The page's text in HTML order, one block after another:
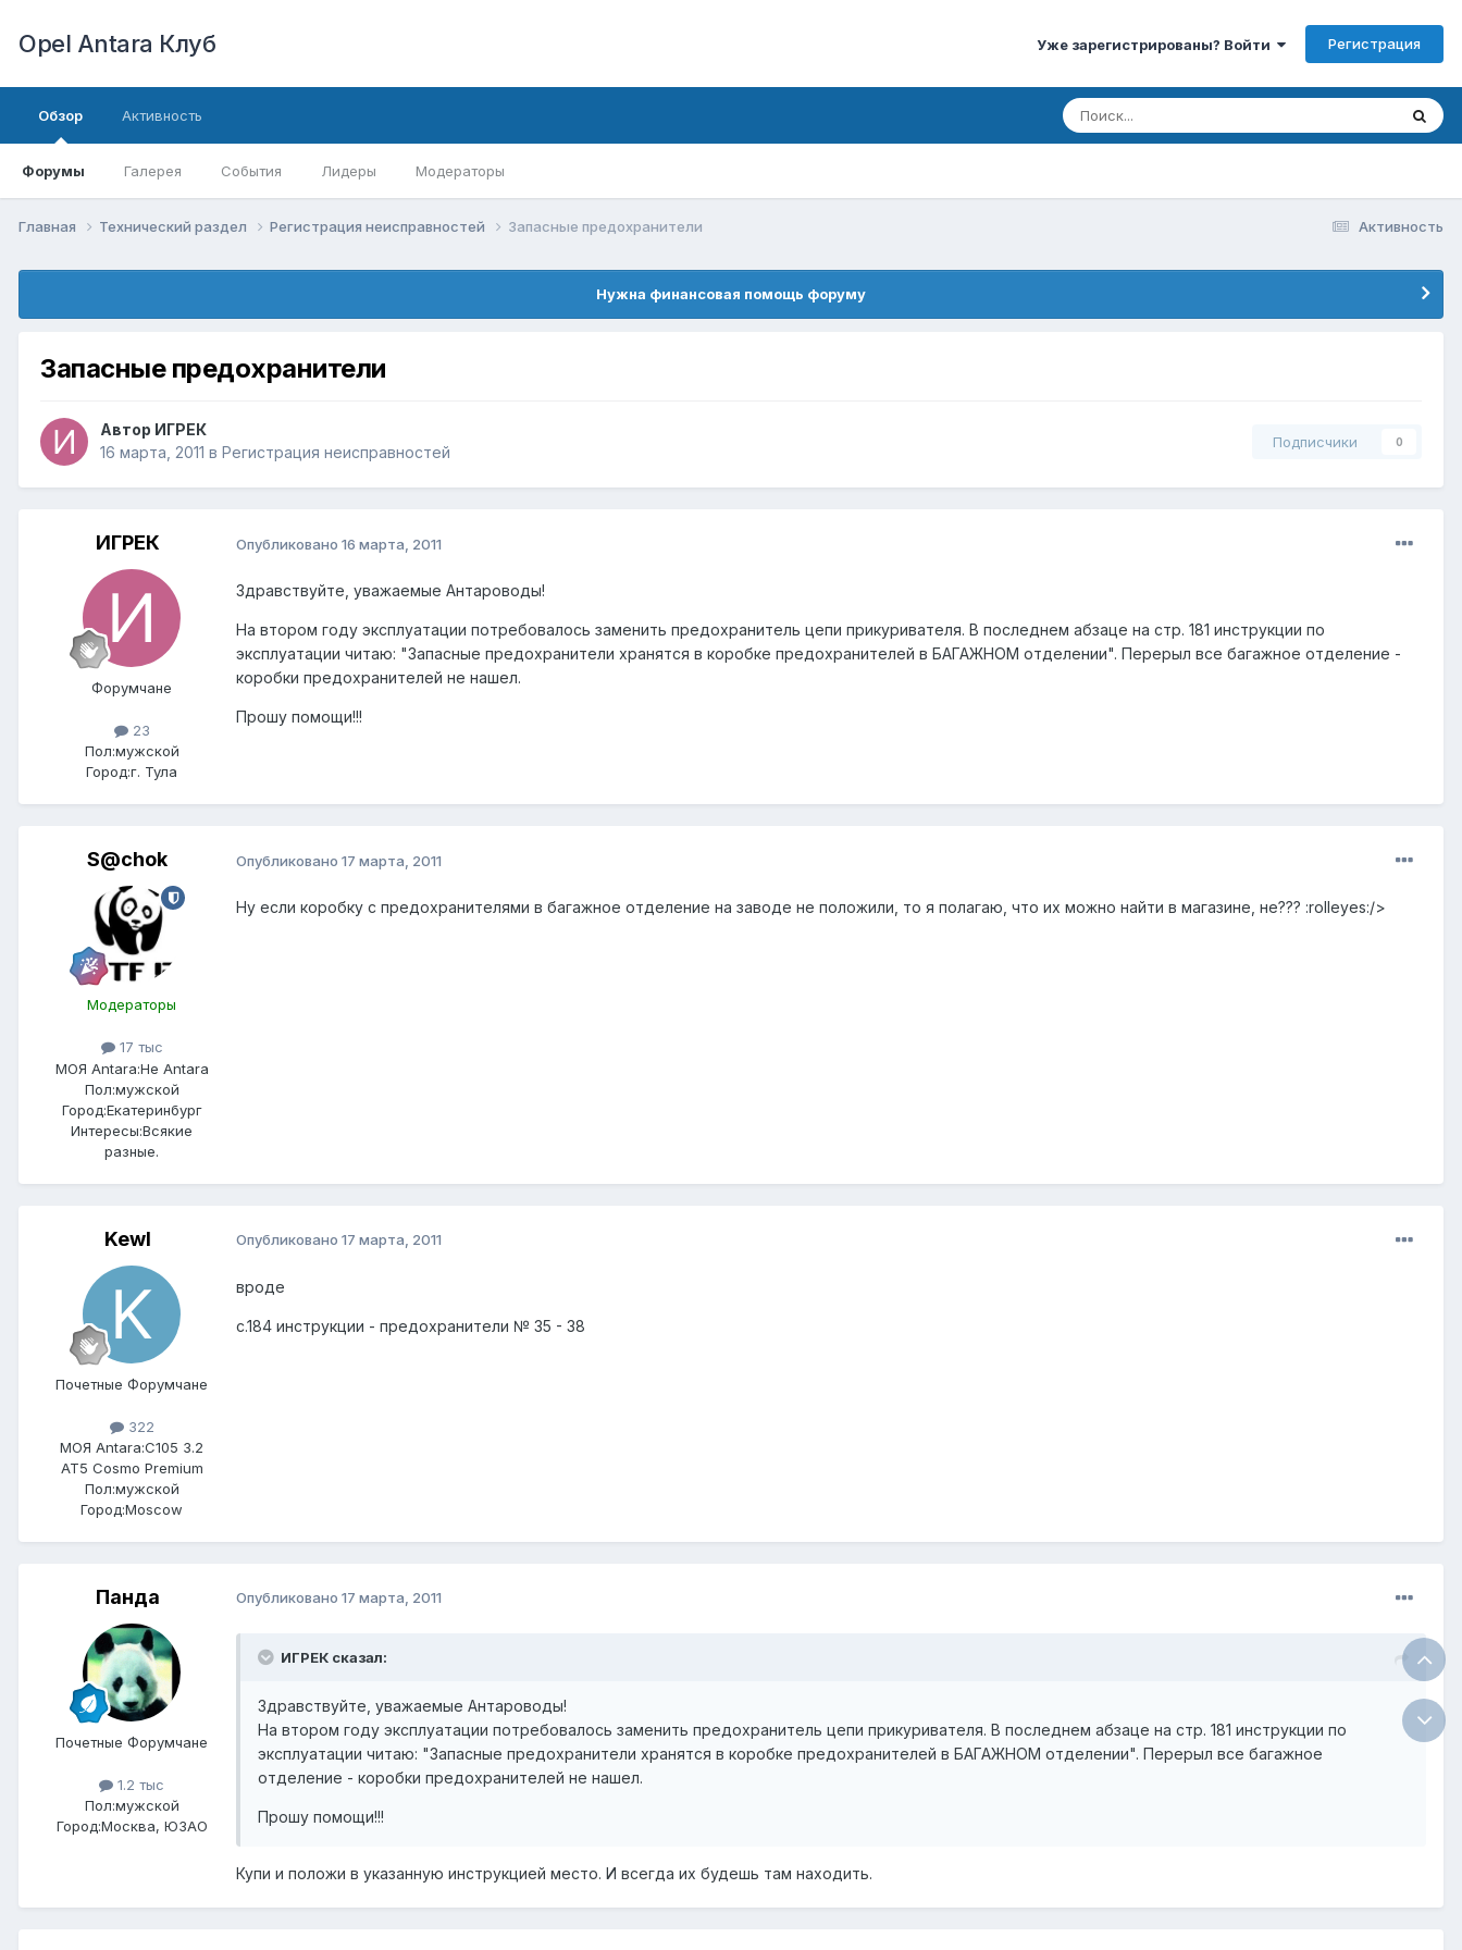
Opel Antara Клуб Уже зарегистрированы? Войти Регистрация
Обзор
Форумы Галерея События Лидеры Модераторы
Активность
Активность
Главная Технический раздел Регистрация неисправностей Запасные предохранители
Нужна финансовая помощь форуму
Запасные предохранители
Автор ИГРЕК
16 марта, 2011 в Регистрация неисправностей
Подписчики 0
ИГРЕК
Форумчане
23
Пол:мужской
Город:г. Тула
Опубликовано 16 марта, 2011
Здравствуйте, уважаемые Антароводы!
На втором году эксплуатации потребовалось заменить предохранитель цепи прикуривателя. В последнем абзаце на стр. 181 инструкции по
эксплуатации читаю: "Запасные предохранители хранятся в коробке предохранителей в БАГАЖНОМ отделении". Перерыл все багажное отделение -
коробки предохранителей не нашел.
Прошу помощи!!!
S@chok
Модераторы
17 тыс
МОЯ Antara:Не Antara
Пол:мужской
Город:Екатеринбург
Интересы:Всякие
разные.
Опубликовано 17 марта, 2011
Ну если коробку с предохранителями в багажное отделение на заводе не положили, то я полагаю, что их можно найти в магазине, не??? :rolleyes:/>
Kewl
Почетные Форумчане
322
МОЯ Antara:C105 3.2
AT5 Cosmo Premium
Пол:мужской
Город:Moscow
Опубликовано 17 марта, 2011
вроде
c.184 инструкции - предохранители № 35 - 38
Панда
Почетные Форумчане
1.2 тыс
Пол:мужской
Город:Москва, ЮЗАО
Опубликовано 17 марта, 2011
ИГРЕК сказал:
Здравствуйте, уважаемые Антароводы!
На втором году эксплуатации потребовалось заменить предохранитель цепи прикуривателя. В последнем абзаце на стр. 181 инструкции по
эксплуатации читаю: "Запасные предохранители хранятся в коробке предохранителей в БАГАЖНОМ отделении". Перерыл все багажное
отделение - коробки предохранителей не нашел.
Прошу помощи!!!
Купи и положи в указанную инструкцией место. И всегда их будешь там находить.